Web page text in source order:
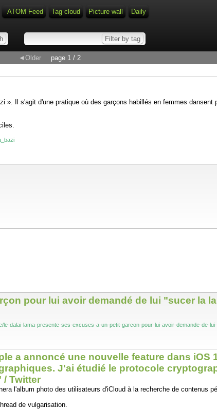
ATOM Feed Tag cloud Picture wall Daily
◄Older
page 1 / 2
Il s'agit d'une pratique où des garçons habillés en femmes
pour lui avoir demandé de lui "sucer la
le-dalai-lama-presente-ses-excuses-a-un-petit-garcon-pour-lui-avoir-demande-de-
a annoncé une nouvelle feature dans
J'ai étudié le protocole
/ Twitter
l'album photo des utilisateurs d'iCloud à la recherche de contenus
de vulgarisation.